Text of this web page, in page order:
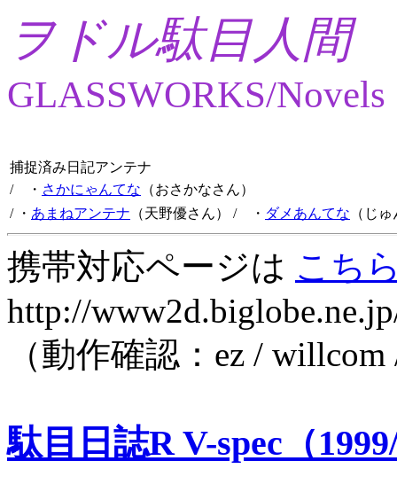
ヲドル駄目人間
GLASSWORKS/Novels
捕捉済み日記アンテナ
/ ・ さかにゃんてな （おさかなさん）
/ ・ あまねアンテナ （天野優さん） / ・ ダメあんてな （じ
携帯対応ページは こち
http://
（動作確認：ez /
駄目日誌R V-spec（